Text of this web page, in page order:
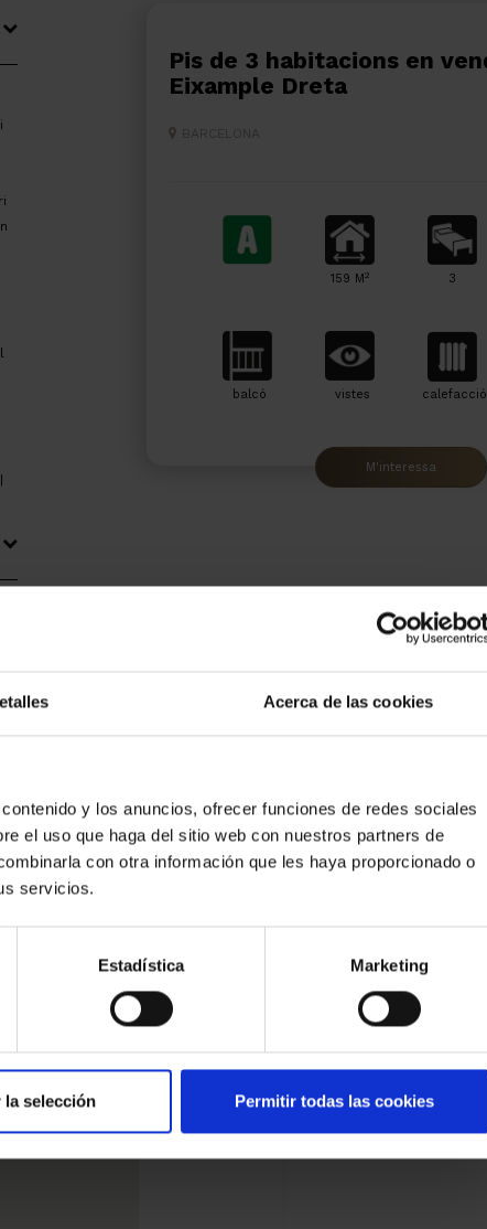
Acerca de las cookies
y los anuncios, ofrecer funciones de redes sociales
el uso que haga del sitio web con nuestros partners de
con otra información que les haya proporcionado o
servicios.
Estadística Marketing
la selección Permitir todas las cookies
Pis de 3 habitacions en venda a
Eixample Dreta
BARCELONA
159 M2 3
balcó vistes calefacció
M'interessa